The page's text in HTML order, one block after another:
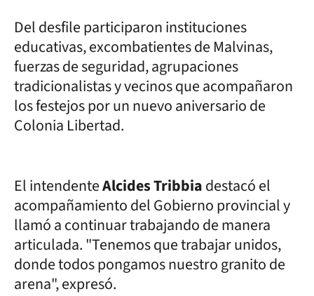
Del desfile participaron instituciones
educativas, excombatientes de Malvinas,
fuerzas de seguridad, agrupaciones
tradicionalistas y vecinos que acompañaron
los festejos por un nuevo aniversario de
Colonia Libertad.
El intendenteAlcides Tribbiadestacó el
acompañamiento del Gobierno provincial y
llamó a continuar trabajando de manera
articulada. "Tenemos que trabajar unidos,
donde todos pongamos nuestro granito de
arena", expresó.